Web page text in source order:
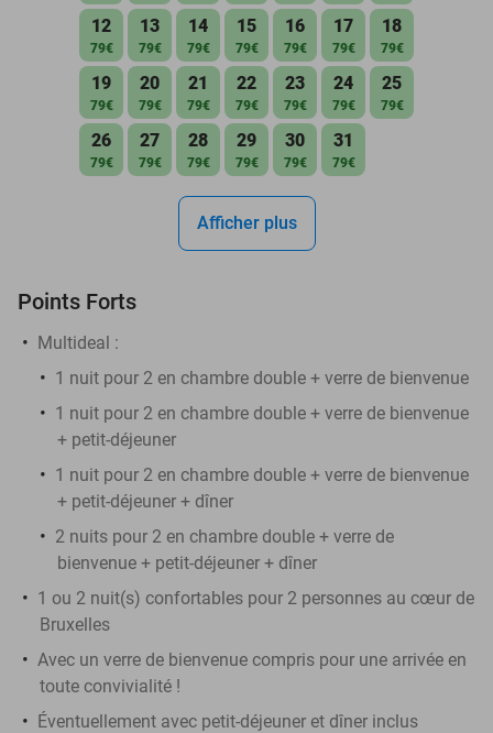
12
79€
13
79€
14
79€
15
79€
16
79€
17
79€
18
79€
19
79€
20
79€
21
79€
22
79€
23
79€
24
79€
25
79€
26
79€
27
79€
28
79€
29
79€
30
79€
31
79€
Afficher plus
Points Forts
Multideal :
1 nuit pour 2 en chambre double + verre de bienvenue
1 nuit pour 2 en chambre double + verre de bienvenue
+ petit-déjeuner
1 nuit pour 2 en chambre double + verre de bienvenue
+ petit-déjeuner + dîner
2 nuits pour 2 en chambre double + verre de
bienvenue + petit-déjeuner + dîner
1 ou 2 nuit(s) confortables pour 2 personnes au cœur de
Bruxelles
Avec un verre de bienvenue compris pour une arrivée en
toute convivialité !
Éventuellement avec petit-déjeuner et dîner inclus